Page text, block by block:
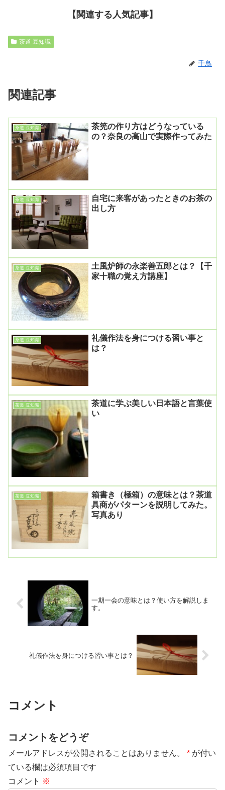
【関連する人気記事】
茶道 豆知識
千鳥
関連記事
茶道 豆知識
茶筅の作り方はどうなっている
の？奈良の高山で実際作ってみた
茶道 豆知識
自宅に来客があったときのお茶の
出し方
茶道 豆知識
土風炉師の永楽善五郎とは？【千
家十職の覚え方講座】
茶道 豆知識
礼儀作法を身につける習い事と
は？
茶道 豆知識
茶道に学ぶ美しい日本語と言葉使
い
茶道 豆知識
箱書き（極箱）の意味とは？茶道
具商がパターンを説明してみた。
写真あり
一期一会の意味とは？使い方を解説しま
す。
礼儀作法を身につける習い事とは？
コメント
コメントをどうぞ
メールアドレスが公開されることはありません。 * が付い
ている欄は必須項目です
コメント ※